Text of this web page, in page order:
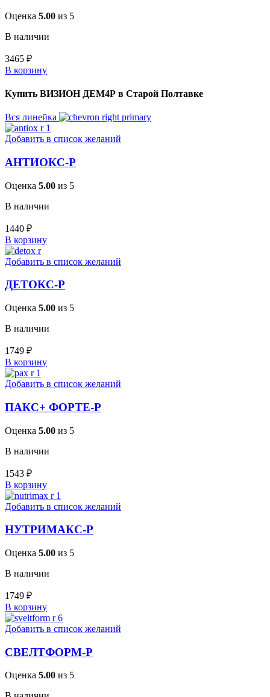
Оценка 5.00 из 5
В наличии
3465 ₽
В корзину
Купить ВИЗИОН ДЕМ4Р в Старой Полтавке
Вся линейка
Добавить в список желаний
АНТИОКС-Р
Оценка 5.00 из 5
В наличии
1440 ₽
В корзину
Добавить в список желаний
ДЕТОКС-Р
Оценка 5.00 из 5
В наличии
1749 ₽
В корзину
Добавить в список желаний
ПАКС+ ФОРТЕ-Р
Оценка 5.00 из 5
В наличии
1543 ₽
В корзину
Добавить в список желаний
НУТРИМАКС-Р
Оценка 5.00 из 5
В наличии
1749 ₽
В корзину
Добавить в список желаний
СВЕЛТФОРМ-Р
Оценка 5.00 из 5